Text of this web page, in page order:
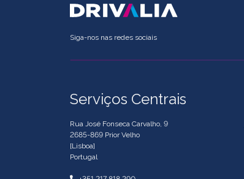
Siga-nos nas redes sociais
Serviços Centrais
Rua José Fonseca Carvalho, 9
2685-869 Prior Velho
[Lisboa]
Portugal